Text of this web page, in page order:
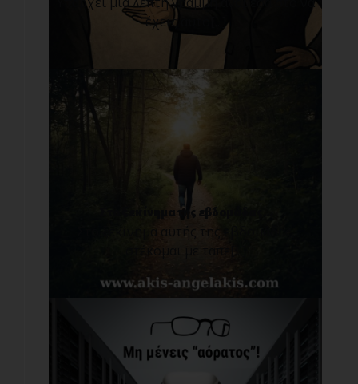
έχεις αυτο[...]
Στο ξεκίνημα της εβδομάδας...
Στο ξεκίνημα αυτής της εβδομάδας,